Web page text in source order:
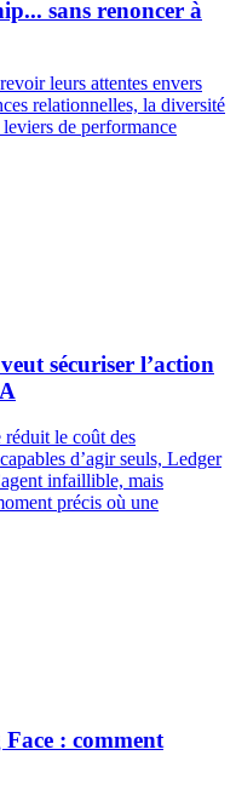
sans renoncer à
leurs attentes envers
relationnelles, la diversité
de performance
sécuriser l’action
le coût des
d’agir seuls, Ledger
infaillible, mais
précis où une
: comment